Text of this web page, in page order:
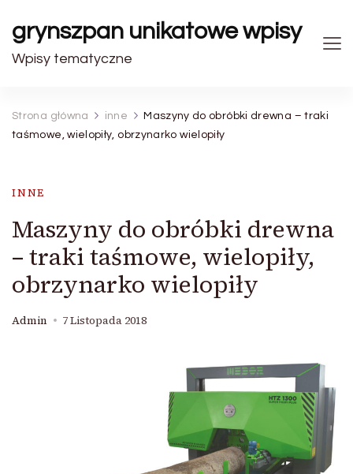
grynszpan unikatowe wpisy
Wpisy tematyczne
Strona główna inne
Maszyny do obróbki drewna – traki
taśmowe, wielopiły, obrzynarko wielopiły
INNE
Maszyny do obróbki drewna
– traki taśmowe, wielopiły,
obrzynarko wielopiły
Admin 7 Listopada 2018